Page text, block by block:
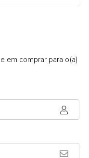
em comprar para o(a)